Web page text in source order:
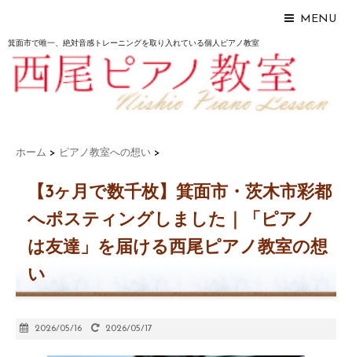
MENU
箕面市で唯一、絶対音感トレーニングを取り入れている個人ピアノ教室
ホーム > ピアノ教室への想い >
【3ヶ月で数千枚】箕面市・茨木市彩都
へポスティングしました｜「ピアノ
は友達」を届ける西尾ピアノ教室の想
い
2026/05/16 2026/05/17